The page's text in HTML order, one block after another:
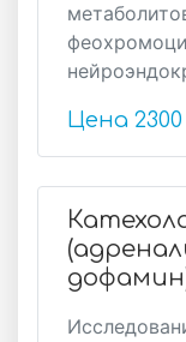
Цена